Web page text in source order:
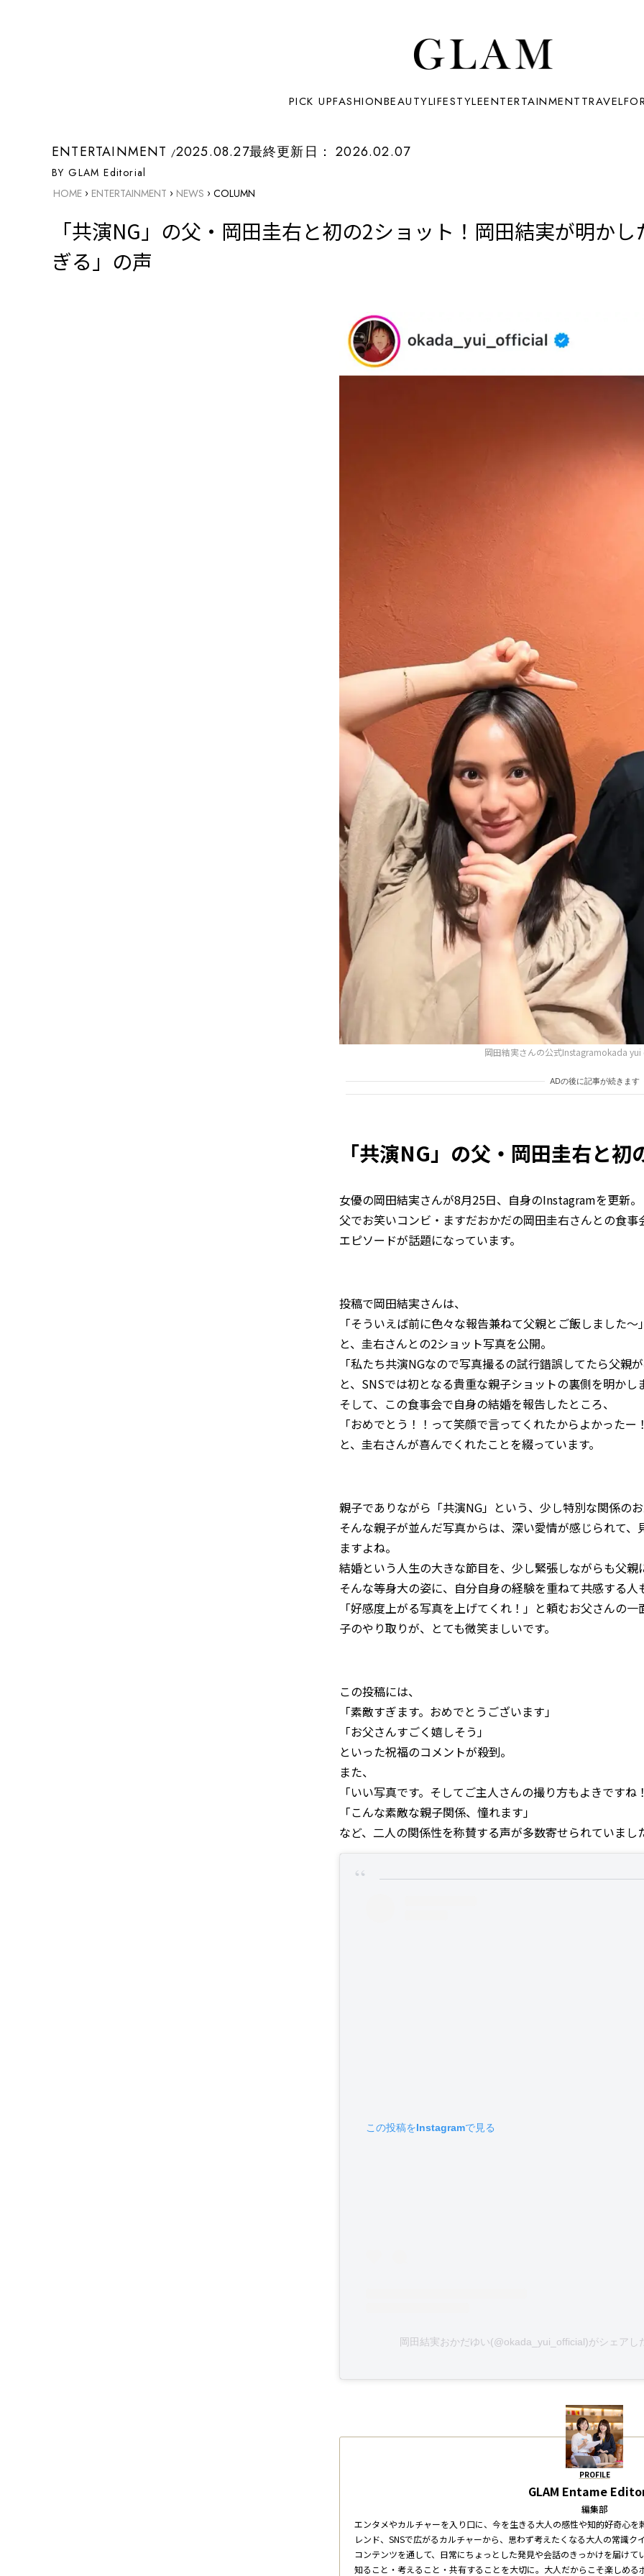
PICK UPFASHIONBEAUTYLIFESTYLEENTERTAINMENTTRAVEL
ENTERTAINMENT 2025.08.27最終更新日： 2026.02.07
BY GLAM Editorial
HOME › ENTERTAINMENT › NEWS › COLUMN
「共演NG」の父・岡田圭右と初の2ショット！岡田結実が明か
ぎる」の声
岡田結実さんの公式Instagramokada
ADの後に記事が続きます
「共演NG」の父・岡田圭右と初
女優の岡田結実さんが8月25日、自身のInstagramを更新。
父でお笑いコンビ・ますだおかだの岡田圭右さんとの食
エピソードが話題になっています。
投稿で岡田結実さんは、
「そういえば前に色々な報告兼ねて父親とご飯しました〜」
と、圭右さんとの2ショット写真を公開。
「私たち共演NGなので写真撮るの試行錯誤してたら父親
と、SNSでは初となる貴重な親子ショットの裏側を明かし
そして、この食事会で自身の結婚を報告したところ、
「おめでとう！！って笑顔で言ってくれたからよかったー
と、圭右さんが喜んでくれたことを綴っています。
親子でありながら「共演NG」という、少し特別な関係のお
そんな親子が並んだ写真からは、深い愛情が感じられて
ますよね。
結婚という人生の大きな節目を、少し緊張しながらも父親
そんな等身大の姿に、自分自身の経験を重ねて共感する人
「好感度上がる写真を上げてくれ！」と頼むお父さんの
子のやり取りが、とても微笑ましいです。
この投稿には、
「素敵すぎます。おめでとうございます」
「お父さんすごく嬉しそう」
といった祝福のコメントが殺到。
また、
「いい写真です。そしてご主人さんの撮り方もよきですね
「こんな素敵な親子関係、憧れます」
など、二人の関係性を称賛する声が多数寄せられていまし
この投稿をInstagramで見る
岡田結実おかだゆい(@okada_yui_official)がシェアし
PROFILE
GLAM Entame
編集部
エンタメやカルチャーを入り口に、今を生きる大人の感性や知的好奇心を
レンド、SNSで広がるカルチャーから、思わず考えたくなる大人の常識
コンテンツを通して、日常にちょっとした発見や会話のきっかけを届けて
知ること・考えること・共有することを大切に。大人だからこそ楽しめる